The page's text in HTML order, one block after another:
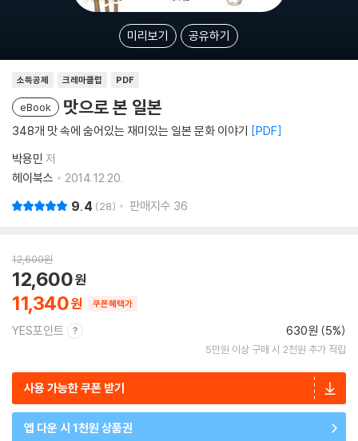
미리보기 공유하기
소득공제 크레마클럽 PDF
eBook 맛으로 본 일본
348개 맛 속에 숨어있는 재미있는 일본 문화 이야기 PDF
박용민 저
헤이북스
2014.12.20.
9.4 28 판매지수 36
12,600원
11,340
12,600
쿠폰혜택가
YES포인트 630원 (5%)
5만원 이상 구매 시 2천원 추가 적립
사용 가능한 쿠폰 받기
앱 다운 시 1천원 상품권